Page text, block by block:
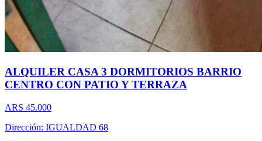
ALQUILER CASA 3 DORMITORIOS BARRIO
CENTRO CON PATIO Y TERRAZA
ARS 45.000
Dirección: IGUALDAD 68